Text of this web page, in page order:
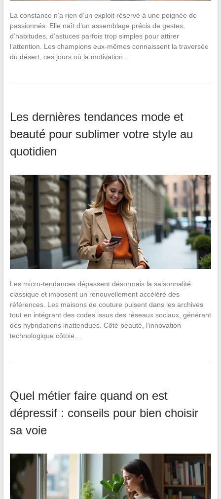
La constance n’a rien d’un exploit réservé à une poignée de
passionnés. Elle naît d’un assemblage précis de gestes,
d’habitudes, d’astuces parfois trop simples pour attirer
l’attention. Les champions eux-mêmes connaissent la traversée
du désert, ces jours où la motivation…
Les dernières tendances mode et
beauté pour sublimer votre style au
quotidien
Les micro-tendances dépassent désormais la saisonnalité
classique et imposent un renouvellement accéléré des
références. Les maisons de couture puisent dans les archives
tout en intégrant des codes issus des réseaux sociaux, générant
des hybridations inattendues. Côté beauté, l’innovation
technologique côtoie…
Quel métier faire quand on est
dépressif : conseils pour bien choisir
sa voie